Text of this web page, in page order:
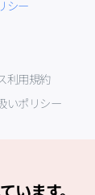
シー
利用規約
いポリシー